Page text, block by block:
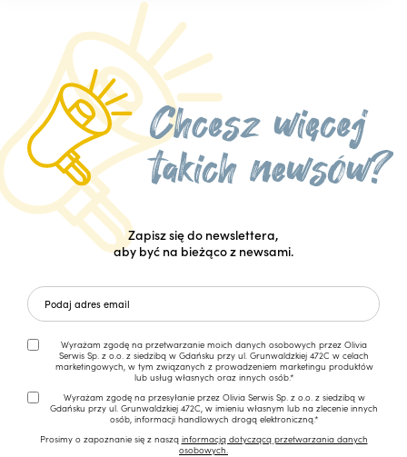
Zapisz się do newslettera,
aby być na bieżąco z newsami.
Wyrażam zgodę na przetwarzanie moich danych osobowych przez Olivia
Serwis Sp. z o.o. z siedzibą w Gdańsku przy ul. Grunwaldzkiej 472C w celach
marketingowych, w tym związanych z prowadzeniem marketingu produktów
lub usług własnych oraz innych osób.*
Wyrażam zgodę na przesyłanie przez Olivia Serwis Sp. z o.o. z siedzibą w
Gdańsku przy ul. Grunwaldzkiej 472C, w imieniu własnym lub na zlecenie innych
osób, informacji handlowych drogą elektroniczną.*
Prosimy o zapoznanie się z naszą informacją dotyczącą przetwarzania danych
osobowych.